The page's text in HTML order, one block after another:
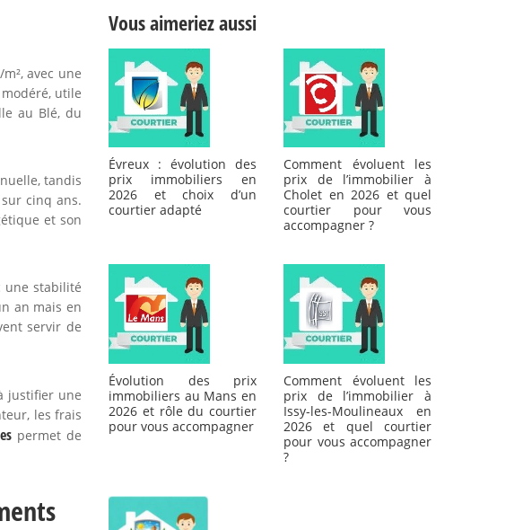
avec une
utile
au Blé, du
tandis
cinq ans.
et son
une stabilité
an mais en
servir de
justifier une
les frais
permet de
Vous aimeriez aussi
Évreux : évolution des
prix immobiliers en
2026 et choix d’un
courtier adapté
Comment évoluent les
prix de l’immobilier à
Cholet en 2026 et quel
courtier pour vous
accompagner ?
Évolution des prix
immobiliers au Mans en
2026 et rôle du courtier
pour vous accompagner
Comment évoluent les
prix de l’immobilier à
Issy-les-Moulineaux en
2026 et quel courtier
pour vous accompagner
?